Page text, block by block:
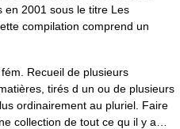
en 2001 sous le titre Les
compilation comprend un
Recueil de plusieurs
tirés d un ou de plusieurs
ordinairement au pluriel. Faire
collection de tout ce qu il y a…